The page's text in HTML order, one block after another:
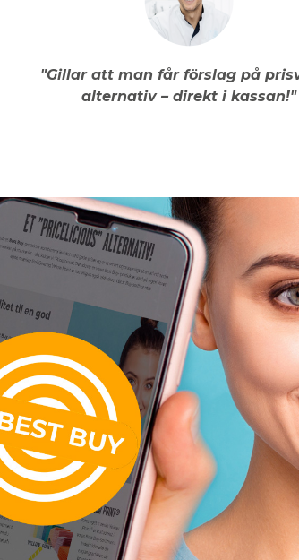
"Gillar att man får förslag på
alternativ – direkt i kassan!"